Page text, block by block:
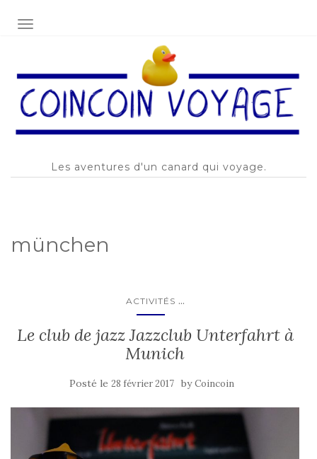
AFFICHER/MASQUER LA NAVIGATION
Les aventures d'un canard qui voyage.
münchen
ACTIVITÉS ...
Le club de jazz Jazzclub Unterfahrt à
Munich
Posté le 28 février 2017 byCoincoin